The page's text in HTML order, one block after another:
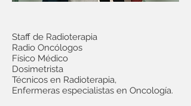
Staff de Radioterapia
Radio Oncólogos
Físico Médico
Dosimetrista
Técnicos en Radioterapia,
Enfermeras especialistas en Oncología.